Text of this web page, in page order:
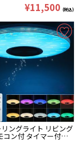
¥11,500 (税込)
ングライト リビング
コン付 タイマー付